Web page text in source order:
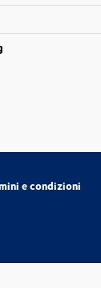
e condizioni